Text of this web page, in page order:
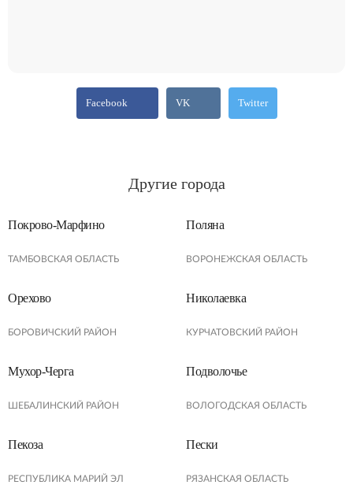
Facebook VK Twitter
Другие города
Покрово-Марфино
ТАМБОВСКАЯ ОБЛАСТЬ
Поляна
ВОРОНЕЖСКАЯ ОБЛАСТЬ
Орехово
БОРОВИЧСКИЙ РАЙОН
Николаевка
КУРЧАТОВСКИЙ РАЙОН
Мухор-Черга
ШЕБАЛИНСКИЙ РАЙОН
Подволочье
ВОЛОГОДСКАЯ ОБЛАСТЬ
Пекоза
РЕСПУБЛИКА МАРИЙ ЭЛ
Пески
РЯЗАНСКАЯ ОБЛАСТЬ